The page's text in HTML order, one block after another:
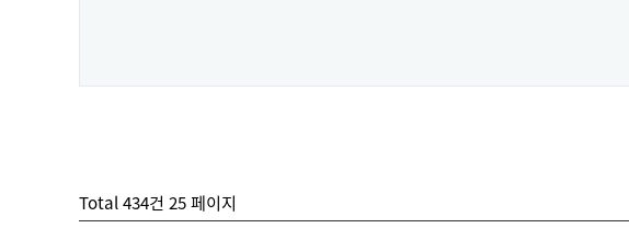
Total 434건 25 페이지